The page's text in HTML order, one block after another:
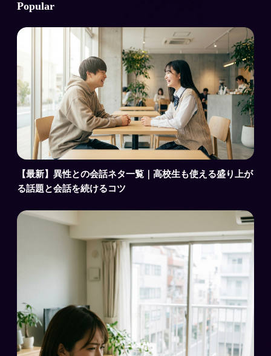
Popular
【最新】異性との会話ネタ一覧｜高校生も使える盛り上が
る話題と会話を続けるコツ